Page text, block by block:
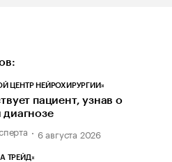
ЦЕНТР НЕЙРОХИРУРГИИ»
пациент, узнав о
6 августа 2026
ТРЕЙД»